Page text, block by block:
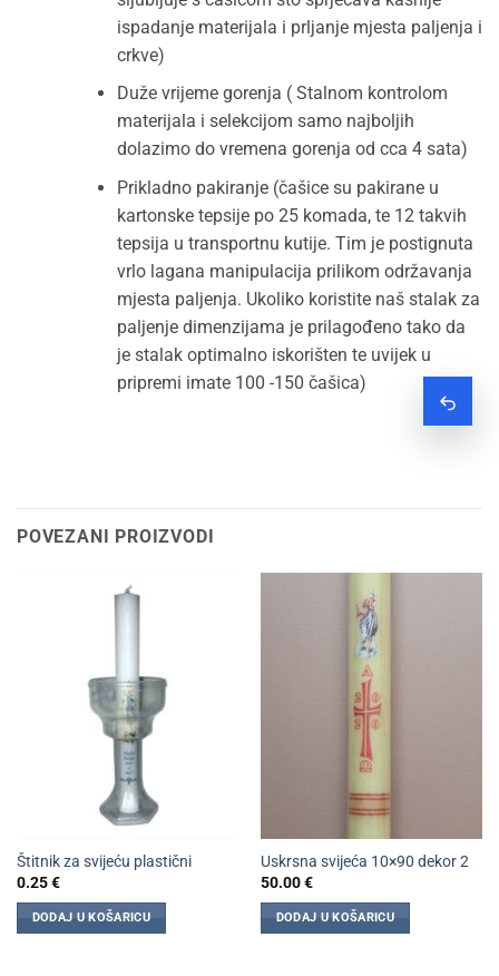
ispadanje materijala i prljanje mjesta paljenja i
crkve)
Duže vrijeme gorenja ( Stalnom kontrolom
materijala i selekcijom samo najboljih
dolazimo do vremena gorenja od cca 4 sata)
Prikladno pakiranje (čašice su pakirane u
kartonske tepsije po 25 komada, te 12 takvih
tepsija u transportnu kutije. Tim je postignuta
vrlo lagana manipulacija prilikom održavanja
mjesta paljenja. Ukoliko koristite naš stalak za
paljenje dimenzijama je prilagođeno tako da
je stalak optimalno iskorišten te uvijek u
pripremi imate 100 -150 čašica)
POVEZANI PROIZVODI
Štitnik za svijeću plastični
0.25€
DODAJ U KOŠARICU
Uskrsna svijeća 10×90 dekor 2
50.00€
DODAJ U KOŠARICU